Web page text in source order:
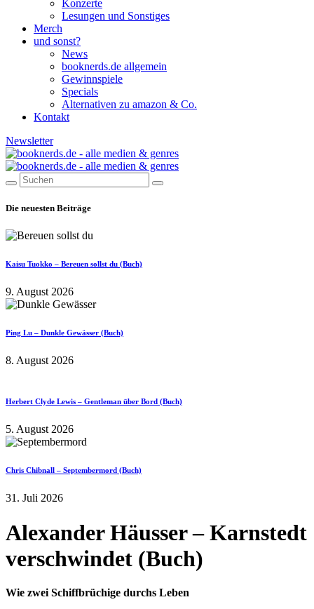
Konzerte
Lesungen und Sonstiges
Merch
und sonst?
News
booknerds.de allgemein
Gewinnspiele
Specials
Alternativen zu amazon & Co.
Kontakt
Newsletter
Die neuesten Beiträge
Kaisu Tuokko – Bereuen sollst du (Buch)
9. August 2026
Ping Lu – Dunkle Gewässer (Buch)
8. August 2026
Herbert Clyde Lewis – Gentleman über Bord (Buch)
5. August 2026
Chris Chibnall – Septembermord (Buch)
31. Juli 2026
Alexander Häusser – Karnstedt
verschwindet (Buch)
Wie zwei Schiffbrüchige durchs Leben